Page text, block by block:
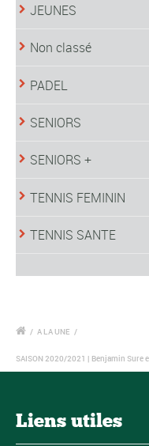
JEUNES
Non classé
PADEL
SENIORS
SENIORS +
TENNIS FEMININ
TENNIS SANTE
/ A LA UNE /
SAISON 2020/2021 | Benjamin Sure
Liens utiles